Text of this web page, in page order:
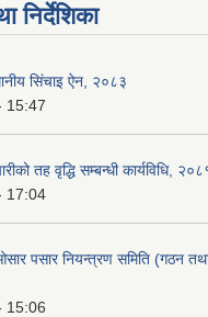
निर्देशिका
सिंचाइ ऐन, २०८३
15:47
तह वृद्धि सम्बन्धी कार्यविधि,
17:04
पसार नियन्त्रण समिति (गठन
15:06